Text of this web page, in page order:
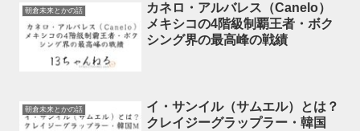
朝倉未来とかの話
カネロ・アルバレス（Canelo）
メキシコの4階級制覇王者・ボク
シング界の最高峰の戦績
朝倉未来とかの話
イ・サンイル（サムエル）とは？
クレイジーグラップラー・韓国